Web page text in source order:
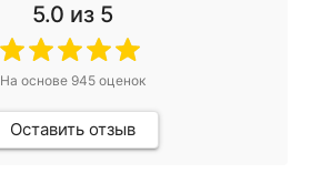
5.0 из 5
На основе 945оценок
Оставить отзыв